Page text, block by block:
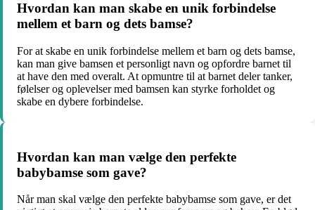
Hvordan kan man skabe en unik forbindelse
mellem et barn og dets bamse?
For at skabe en unik forbindelse mellem et barn og dets bamse,
kan man give bamsen et personligt navn og opfordre barnet til
at have den med overalt. At opmuntre til at barnet deler tanker,
følelser og oplevelser med bamsen kan styrke forholdet og
skabe en dybere forbindelse.
Hvordan kan man vælge den perfekte
babybamse som gave?
Når man skal vælge den perfekte babybamse som gave, er det